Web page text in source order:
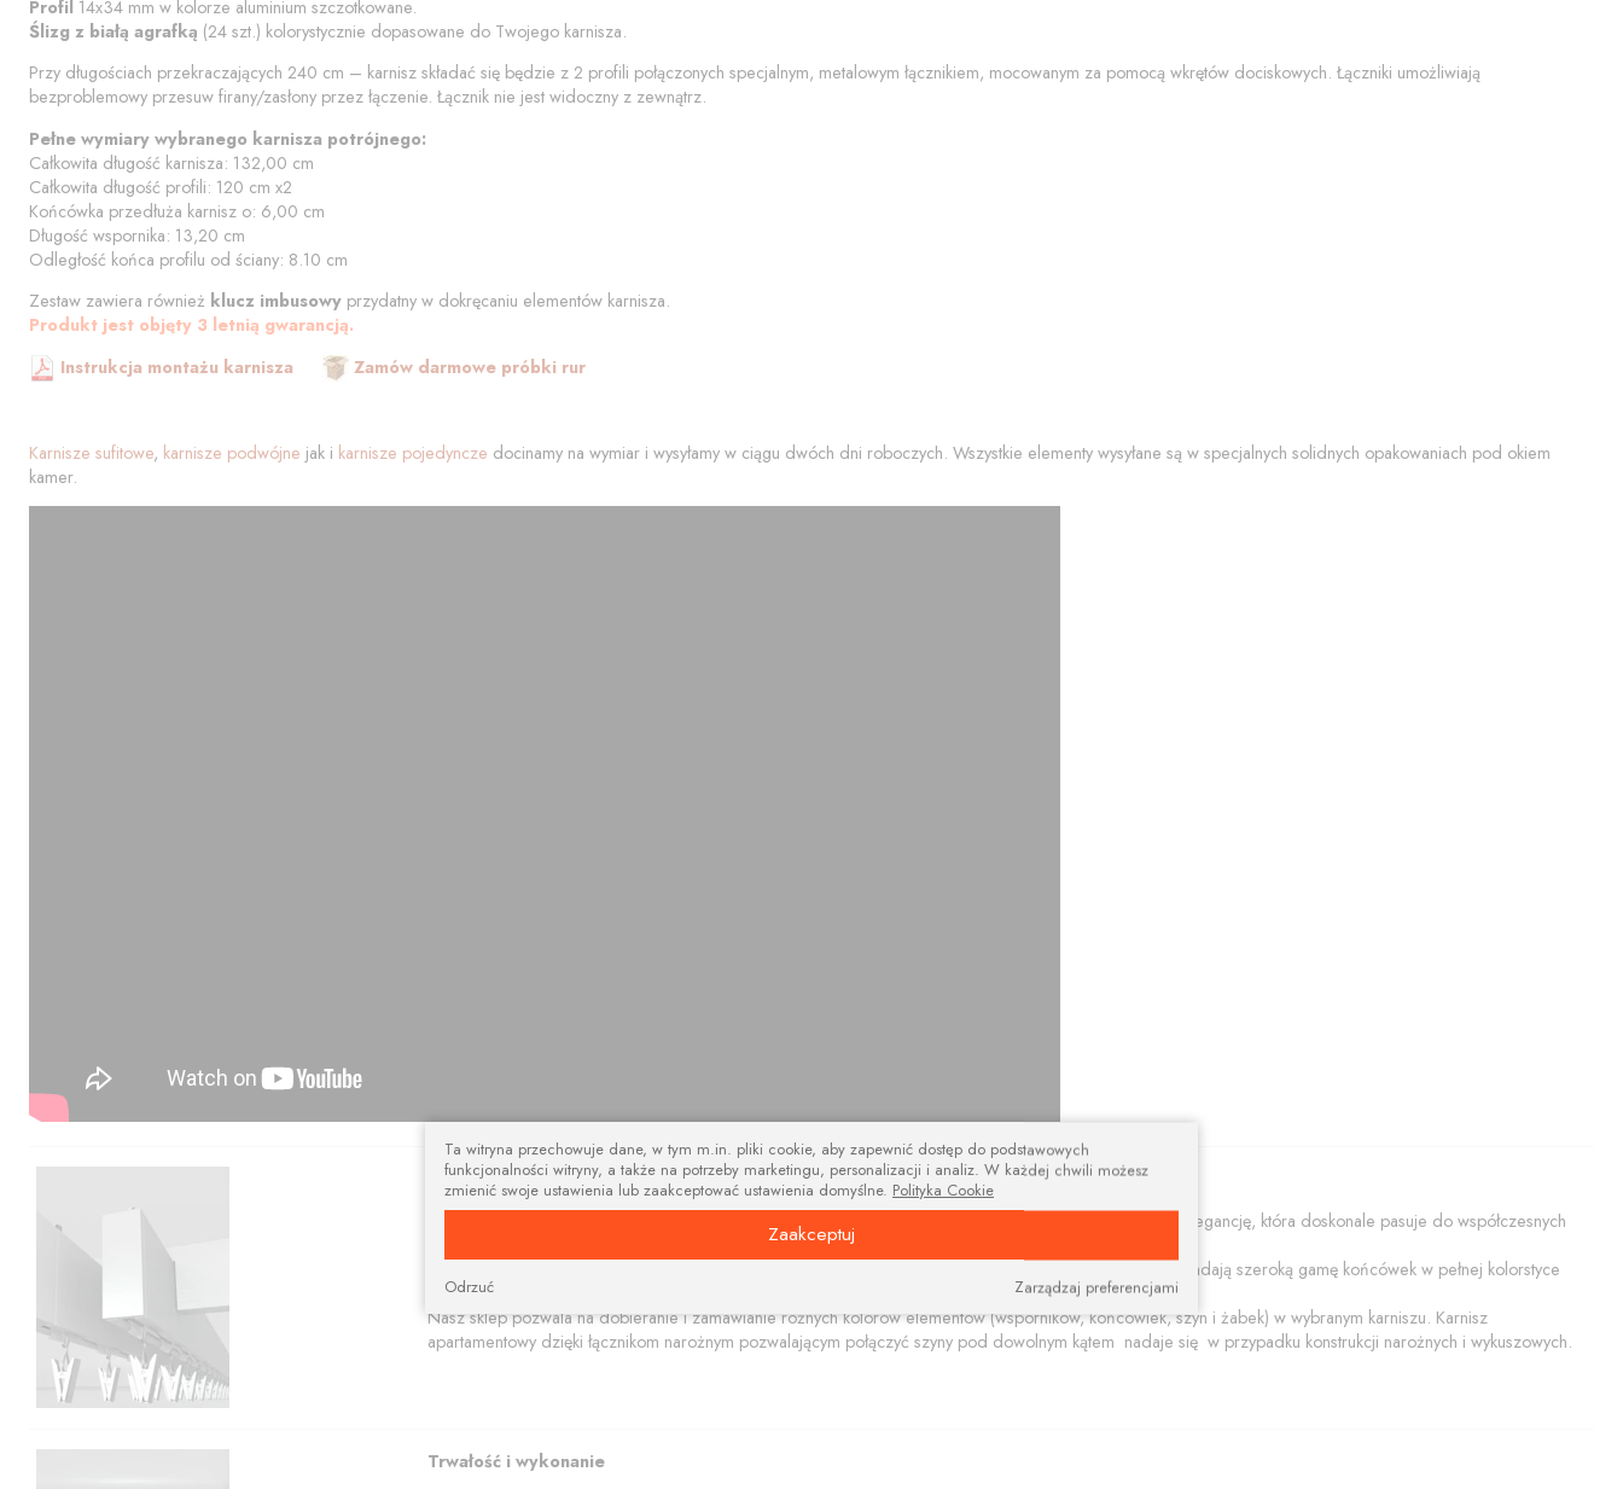
Profil 14x34 mm w kolorze aluminium szczotkowane.
Ślizg z białą agrafką (24 szt.) kolorystycznie dopasowane do Twojego karnisza.
Przy długościach przekraczających 240 cm – karnisz składać się będzie z 2 profili połączonych specjalnym, metalowym łącznikiem, mocowanym za pomocą wkrętów dociskowych. Łączniki umożliwiają
bezproblemowy przesuw firany/zasłony przez łączenie. Łącznik nie jest widoczny z zewnątrz.
Pełne wymiary wybranego karnisza potrójnego:
Całkowita długość karnisza: 132,00 cm
Całkowita długość profili: 120 cm x2
Końcówka przedłuża karnisz o: 6,00 cm
Długość wspornika: 13,20 cm
Odległość końca profilu od ściany: 8.10 cm
Zestaw zawiera również klucz imbusowy przydatny w dokręcaniu elementów karnisza.
Produkt jest objęty 3 letnią gwarancją.
Instrukcja montażu karnisza
Zamów darmowe próbki rur
Karnisze sufitowe, karnisze podwójne jak i karnisze pojedyncze docinamy na wymiar i wysyłamy w ciągu dwóch dni roboczych. Wszystkie elementy wysyłane są w specjalnych solidnych opakowaniach pod okiem
kamer.
Nowoczesny design
Prostokątna szyna i nowoczesne wsporniki i tworzą niebanalną kompozycję estetyczną łączącą prostotę i elegancję, która doskonale pasuje do współczesnych
Karnisze apartamentowe polecamy w trzech kolorach: aluminium szczotkowane, czerny i biały połysk. Posiadają szeroką gamę końcówek w pełnej kolorstyce
profili w tym zakończenia z elementami kryształów Swarovskiego.
Nasz sklep pozwala na dobieranie i zamawianie różnych kolorów elementów (wsporników, końcówiek, szyn i żabek) w wybranym karniszu. Karnisz
apartamentowy dzięki łącznikom narożnym pozwalającym połączyć szyny pod dowolnym kątem nadaje się w przypadku konstrukcji narożnych i wykuszowych.
Trwałość i wykonanie
Ta witryna przechowuje dane, w tym m.in. pliki cookie, aby zapewnić dostęp do podstawowych
funkcjonalności witryny, a także na potrzeby marketingu, personalizacji i analiz. W każdej chwili możesz
zmienić swoje ustawienia lub zaakceptować ustawienia domyślne. Polityka Cookie
Zaakceptuj
Zarządzaj preferencjami
Odrzuć